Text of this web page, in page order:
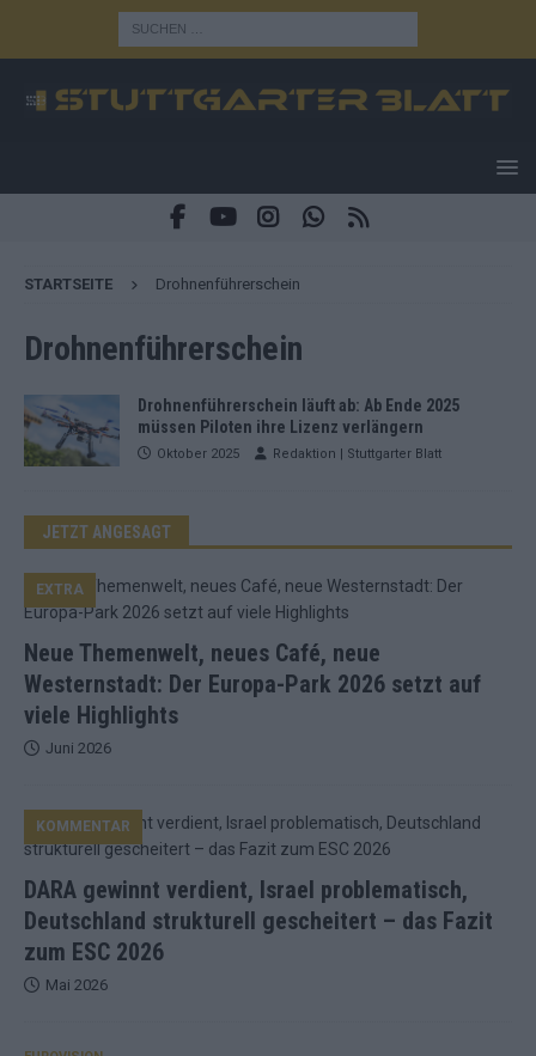
STARTSEITE Drohnenführerschein
Drohnenführerschein
Drohnenführerschein läuft ab: Ab Ende 2025
müssen Piloten ihre Lizenz verlängern
Oktober 2025 Redaktion | Stuttgarter Blatt
JETZT ANGESAGT
Neue Themenwelt, neues Café, neue
Westernstadt: Der Europa-Park 2026 setzt auf
viele Highlights
EXTRA
Juni 2026
DARA gewinnt verdient, Israel problematisch,
Deutschland strukturell gescheitert – das Fazit
zum ESC 2026
KOMMENTAR
Mai 2026